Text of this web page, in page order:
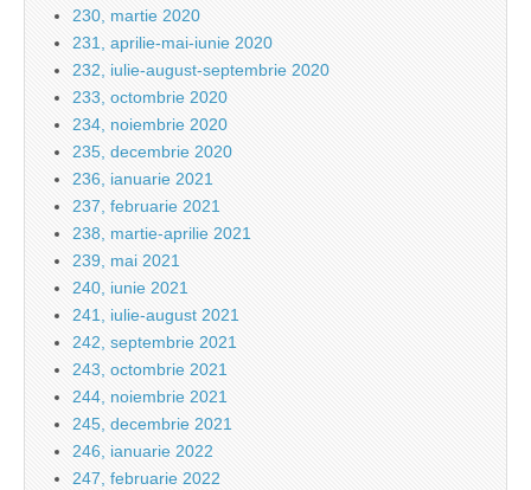
230, martie 2020
231, aprilie-mai-iunie 2020
232, iulie-august-septembrie 2020
233, octombrie 2020
234, noiembrie 2020
235, decembrie 2020
236, ianuarie 2021
237, februarie 2021
238, martie-aprilie 2021
239, mai 2021
240, iunie 2021
241, iulie-august 2021
242, septembrie 2021
243, octombrie 2021
244, noiembrie 2021
245, decembrie 2021
246, ianuarie 2022
247, februarie 2022